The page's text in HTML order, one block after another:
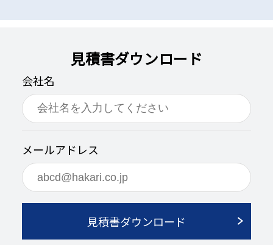
見積書ダウンロード
会社名
メールアドレス
見積書ダウンロード